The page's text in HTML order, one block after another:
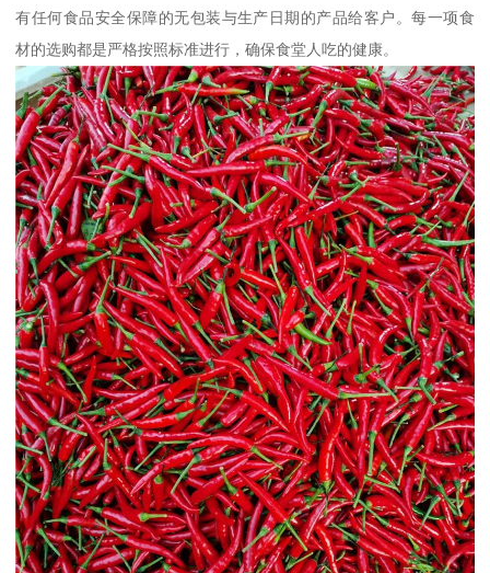
有任何食品安全保障的无包装与生产日期的产品给客户。每一项食
材的选购都是严格按照标准进行，确保食堂人吃的健康。